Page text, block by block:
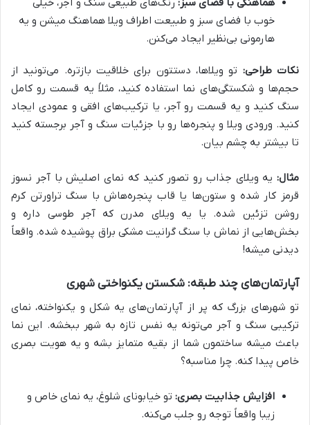
هماهنگی با فضای سبز: رنگ‌های طبیعی سنگ و آجر، خیلی
خوب با فضای سبز و طبیعت اطراف ویلا هماهنگ میشن و یه
هارمونی بی‌نظیر ایجاد می‌کنن.
نکات طراحی: تو ویلاها، دستتون برای خلاقیت بازتره. می‌تونید از
حجم‌ها و شکستگی‌های نما استفاده کنید، مثلاً یه قسمت رو کامل
سنگ کنید و یه قسمت رو آجر، یا ترکیب‌های افقی و عمودی ایجاد
کنید. ورودی ویلا و پنجره‌ها رو با جزئیات سنگ و آجر برجسته کنید
تا بیشتر به چشم بیان.
مثال: یه ویلای جذاب رو تصور کنید که نمای اصلیش با آجر نسوز
قرمز کار شده و ستون‌ها یا قاب پنجره‌هاش با سنگ تراورتن کرم
روشن تزئین شده. یا یه ویلای مدرن که آجر طوسی داره و
بخش‌هایی از نماش با سنگ گرانیت مشکی براق پوشیده شده. واقعاً
دیدنی میشه!
آپارتمان‌های چند طبقه: شکستن یکنواختی شهری
تو شهرهای بزرگ که پر از آپارتمان‌های یه شکل و یکنواخته، نمای
ترکیبی سنگ و آجر می‌تونه یه نفس تازه به شهر ببخشه. این نما
باعث میشه ساختمون شما از بقیه متمایز بشه و یه هویت بصری
خاص پیدا کنه. چرا مناسبه؟
افزایش جذابیت بصری: تو خیابونای شلوغ، یه نمای خاص و
زیبا واقعاً توجه رو جلب می‌کنه.